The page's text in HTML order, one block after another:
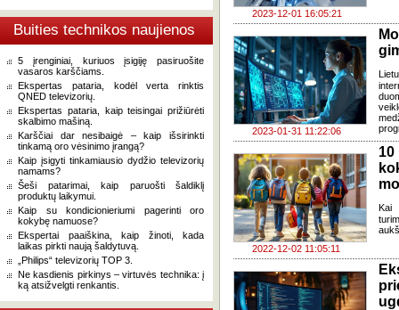
Buities technikos naujienos
5 įrenginiai, kuriuos įsigiję pasiruošite
vasaros karščiams.
Ekspertas pataria, kodėl verta rinktis
QNED televizorių.
Ekspertas pataria, kaip teisingai prižiūrėti
skalbimo mašiną.
Karščiai dar nesibaigė – kaip išsirinkti
tinkamą oro vėsinimo įrangą?
Kaip įsigyti tinkamiausio dydžio televizorių
namams?
Šeši patarimai, kaip paruošti šaldiklį
produktų laikymui.
Kaip su kondicionieriumi pagerinti oro
kokybę namuose?
Ekspertai paaiškina, kaip žinoti, kada
laikas pirkti naują šaldytuvą.
„Philips“ televizorių TOP 3.
Ne kasdienis pirkinys – virtuvės technika: į
ką atsižvelgti renkantis.
2023-12-01 16:05:21
2023-01-31 11:22:06
2022-12-02 11:05:11
Kai